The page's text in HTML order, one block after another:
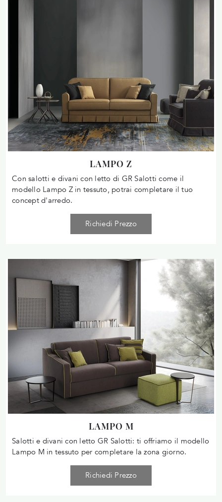
LAMPO Z
Con salotti e divani con letto di GR Salotti come il
modello Lampo Z in tessuto, potrai completare il tuo
concept d'arredo.
Richiedi Prezzo
LAMPO M
Salotti e divani con letto GR Salotti: ti offriamo il modello
Lampo M in tessuto per completare la zona giorno.
Richiedi Prezzo